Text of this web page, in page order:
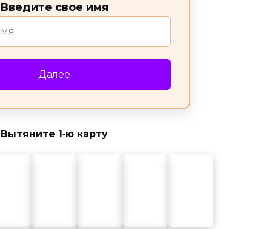
Введите свое имя
Далее
Вытяните 1‑ю карту